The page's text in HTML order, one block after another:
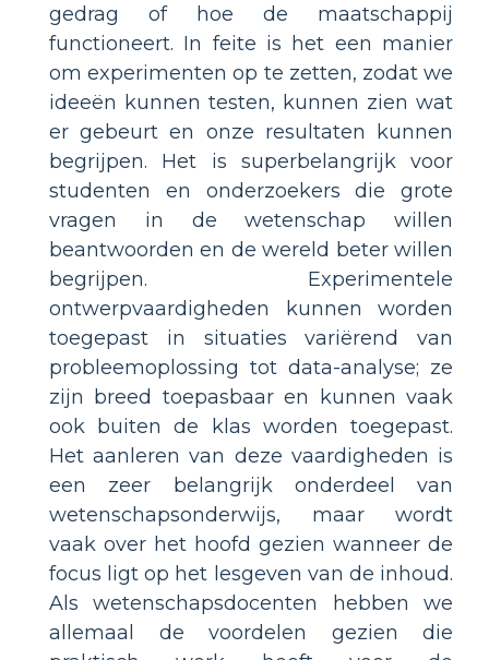
gedrag of hoe de maatschappij
functioneert. In feite is het een manier
om experimenten op te zetten, zodat we
ideeën kunnen testen, kunnen zien wat
er gebeurt en onze resultaten kunnen
begrijpen. Het is superbelangrijk voor
studenten en onderzoekers die grote
vragen in de wetenschap willen
beantwoorden en de wereld beter willen
begrijpen. Experimentele
ontwerpvaardigheden kunnen worden
toegepast in situaties variërend van
probleemoplossing tot data-analyse; ze
zijn breed toepasbaar en kunnen vaak
ook buiten de klas worden toegepast.
Het aanleren van deze vaardigheden is
een zeer belangrijk onderdeel van
wetenschapsonderwijs, maar wordt
vaak over het hoofd gezien wanneer de
focus ligt op het lesgeven van de inhoud.
Als wetenschapsdocenten hebben we
allemaal de voordelen gezien die